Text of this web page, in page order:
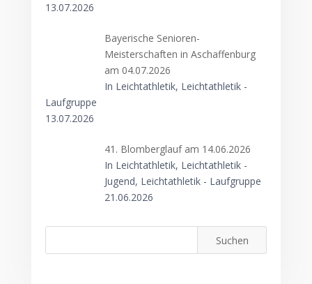
13.07.2026
Bayerische Senioren-
Meisterschaften in Aschaffenburg
am 04.07.2026
In Leichtathletik, Leichtathletik -
Laufgruppe
13.07.2026
41. Blomberglauf am 14.06.2026
In Leichtathletik, Leichtathletik -
Jugend, Leichtathletik - Laufgruppe
21.06.2026